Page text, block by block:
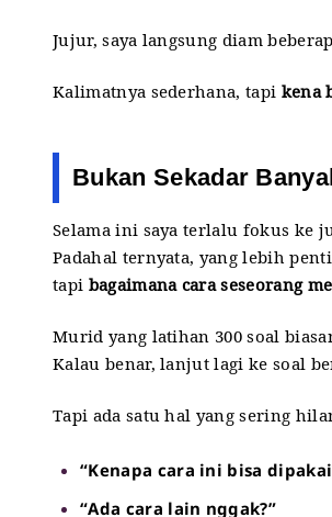
Jujur, saya langsung diam
Kalimatnya sederhana, tapikena
Bukan Sekadar
Selama ini saya terlalu fokus ke
Padahal ternyata, yang lebih
tapibagaimana cara seseorang
Murid yang latihan 300 soal
Kalau benar, lanjut lagi ke soal
Tapi ada satu hal yang sering
“Kenapa cara ini bisa
“Ada cara lain nggak?”